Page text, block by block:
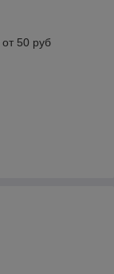
50 руб